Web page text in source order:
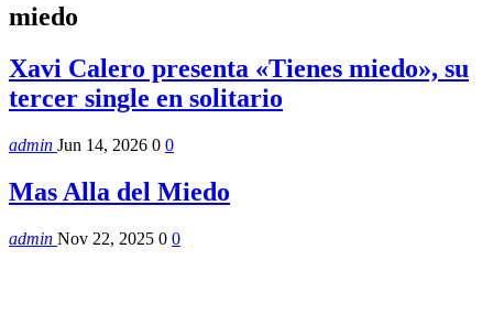
miedo
Xavi Calero presenta «Tienes miedo», su
tercer single en solitario
admin Jun 14, 2026 0 0
Mas Alla del Miedo
admin Nov 22, 2025 0 0